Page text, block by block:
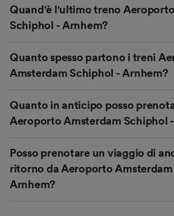
Quand'è l'ultimo treno
Schiphol - Arnhem?
Quanto spesso partono i treni
Amsterdam Schiphol - Arnhem?
Quanto in anticipo posso
Aeroporto Amsterdam Schiphol
Posso prenotare un viaggio di
ritorno da Aeroporto Amsterdam
Arnhem?